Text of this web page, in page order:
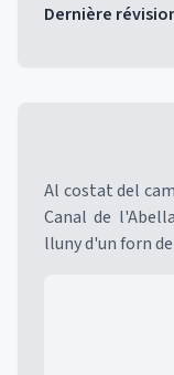
Dernière
Al costat del
Canal de
lluny d'un forn